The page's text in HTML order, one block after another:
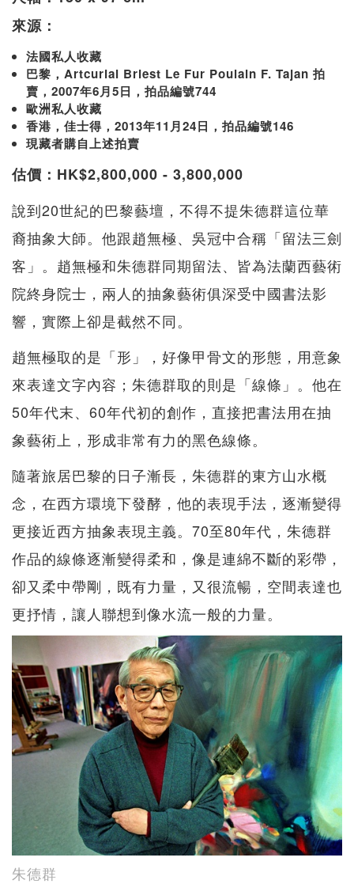
來源：
法國私人收藏
巴黎，Artcurial Briest Le Fur Poulain F. Tajan 拍
賣，2007年6月5日，拍品編號744
歐洲私人收藏
香港，佳士得，2013年11月24日，拍品編號146
現藏者購自上述拍賣
估價：HK$2,800,000 - 3,800,000
說到20世紀的巴黎藝壇，不得不提朱德群這位華
裔抽象大師。他跟趙無極、吳冠中合稱「留法三劍
客」。趙無極和朱德群同期留法、皆為法蘭西藝術
院終身院士，兩人的抽象藝術俱深受中國書法影
響，實際上卻是截然不同。
趙無極取的是「形」，好像甲骨文的形態，用意象
來表達文字內容；朱德群取的則是「線條」。他在
50年代末、60年代初的創作，直接把書法用在抽
象藝術上，形成非常有力的黑色線條。
隨著旅居巴黎的日子漸長，朱德群的東方山水概
念，在西方環境下發酵，他的表現手法，逐漸變得
更接近西方抽象表現主義。70至80年代，朱德群
作品的線條逐漸變得柔和，像是連綿不斷的彩帶，
卻又柔中帶剛，既有力量，又很流暢，空間表達也
更抒情，讓人聯想到像水流一般的力量。
朱德群